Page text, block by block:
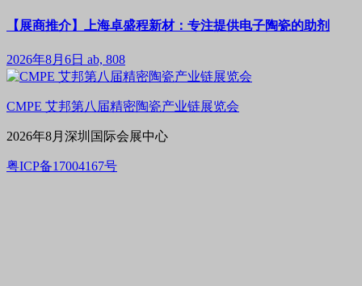
【展商推介】上海卓盛程新材：专注提供电子陶瓷的助剂
2026年8月6日 ab, 808
CMPE 艾邦第八届精密陶瓷产业链展览会
2026年8月深圳国际会展中心
粤ICP备17004167号